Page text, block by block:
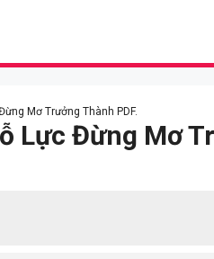
Mơ Trưởng Thành PDF.
Lực Đừng Mơ